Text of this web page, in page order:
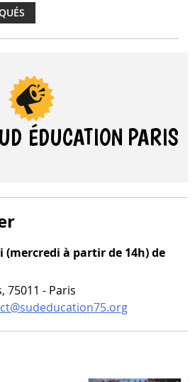
ÉDUCATION PARIS
à partir de 14h) de
75011 - Paris